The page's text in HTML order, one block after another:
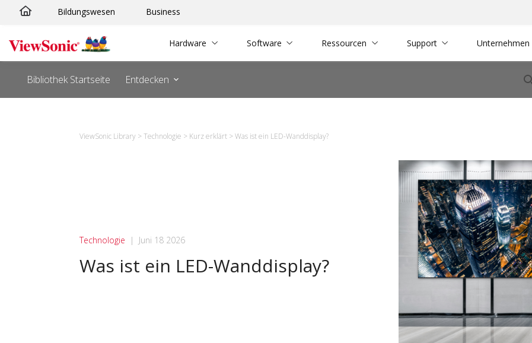
Bildungswesen Business
Hardware Software Ressourcen Support Unternehmen
Bibliothek Startseite Entdecken
ViewSonic Library >Technologie > Kurz erklärt >Was ist ein LED-Wanddisplay?
Technologie | Juni 18 2026
Was ist ein LED-Wanddisplay?